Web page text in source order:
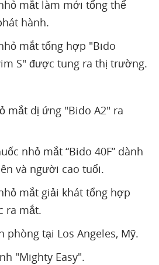
mắt làm mới tổng thể
hành.
mắt tổng hợp "Bido
S" được tung ra thị trường.
mắt dị ứng "Bido A2" ra
nhỏ mắt “Bido 40F” dành
và người cao tuổi.
mắt giải khát tổng hợp
ra mắt.
phòng tại Los Angeles, Mỹ.
"Mighty Easy".